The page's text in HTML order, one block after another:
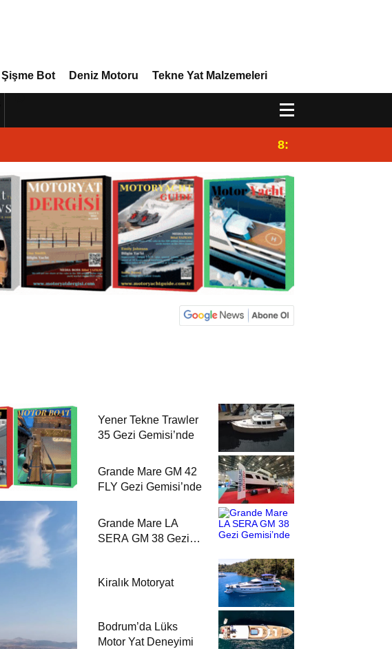
Şişme Bot Deniz Motoru Tekne Yat Malzemeleri
8:29
Yener Tekne Trawler
35 Gezi Gemisi’nde
Grande Mare GM 42
FLY Gezi Gemisi’nde
Grande Mare LA
SERA GM 38 Gezi
Kiralık Motoryat
Bodrum’da Lüks
Motor Yat Deneyimi